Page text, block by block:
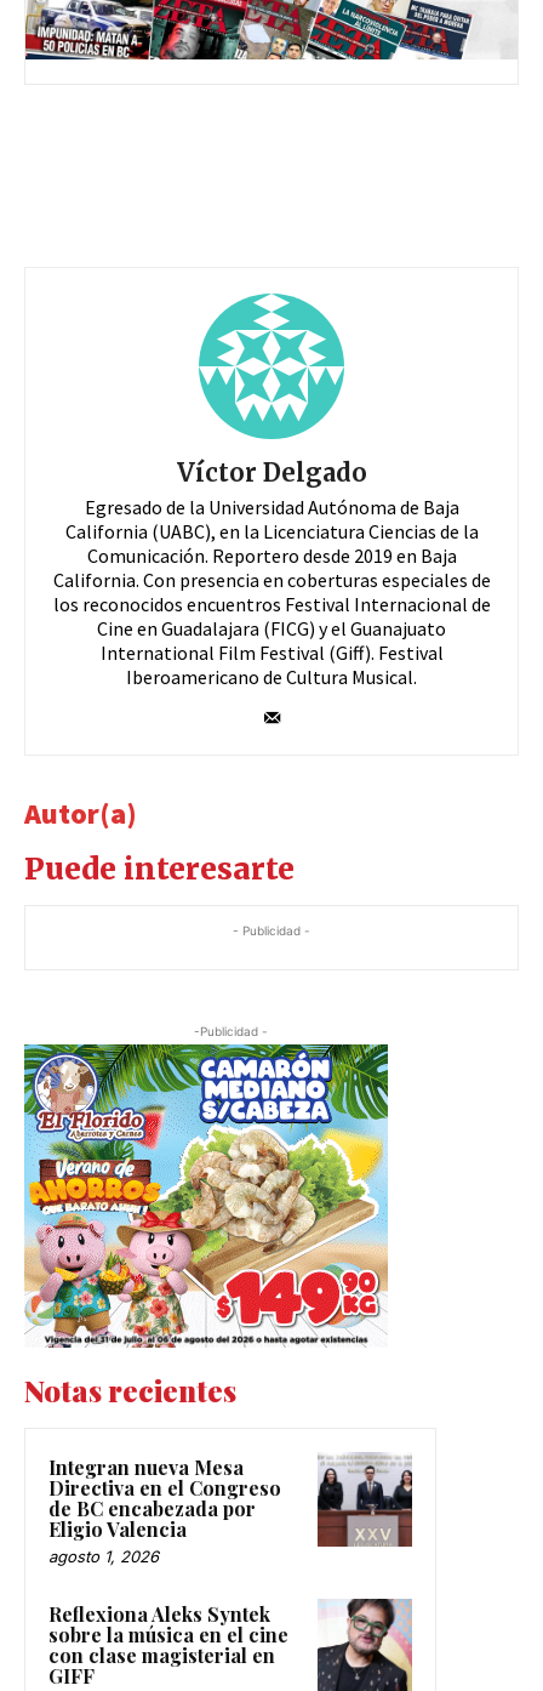
Víctor Delgado
Egresado de la Universidad Autónoma de Baja
California (UABC), en la Licenciatura Ciencias de la
Comunicación. Reportero desde 2019 en Baja
California. Con presencia en coberturas especiales de
los reconocidos encuentros Festival Internacional de
Cine en Guadalajara (FICG) y el Guanajuato
International Film Festival (Giff). Festival
Iberoamericano de Cultura Musical.
Autor(a)
Puede interesarte
- Publicidad -
-Publicidad -
Notas recientes
Integran nueva Mesa
Directiva en el Congreso
de BC encabezada por
Eligio Valencia
agosto 1, 2026
Reflexiona Aleks Syntek
sobre la música en el cine
con clase magisterial en
GIFF